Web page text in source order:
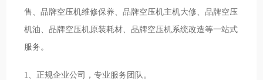
售、品牌空压机维修保养、品牌空压机主机大修、品牌空压
机油、品牌空压机原装耗材、品牌空压机系统改造等一站式
服务。
1、正规企业公司，专业服务团队。